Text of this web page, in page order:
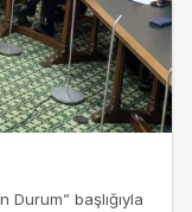
Durum” başlığıyla